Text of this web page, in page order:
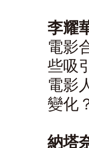
李耀
電影
些吸
電影
變化
納塔